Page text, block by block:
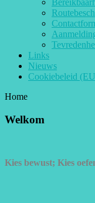
Links
Nieuws
Cookiebeleid
Home
Welkom
Kies bewust; Kies